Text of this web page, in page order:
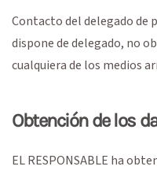
Contacto del delegado de
dispone de delegado, no
cualquiera de los medios
Obtención de los
EL RESPONSABLE ha